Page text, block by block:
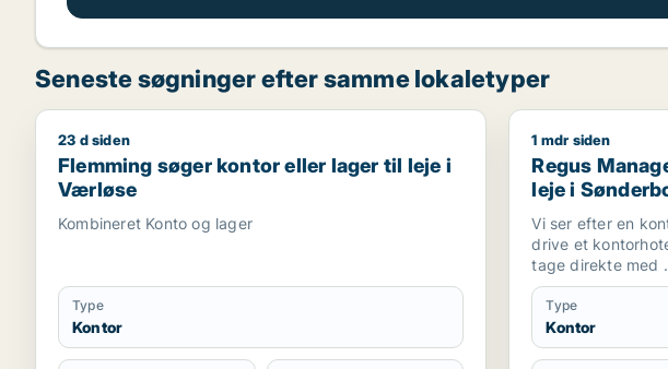
Seneste søgninger efter samme lokaletyper
Flemming søger kontor eller lager til leje i Værløse
23 d siden
Flemming søger kontor eller lager til leje i
Værløse
Kombineret Konto og lager
Type
Kontor
Regus
1 mdr siden
Regus
leje i
Vi ser efter en
drive et
tage direkte med
Type
Kontor